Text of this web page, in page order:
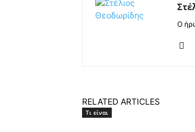
Ο
RELATED ARTICLES
Τι είναι